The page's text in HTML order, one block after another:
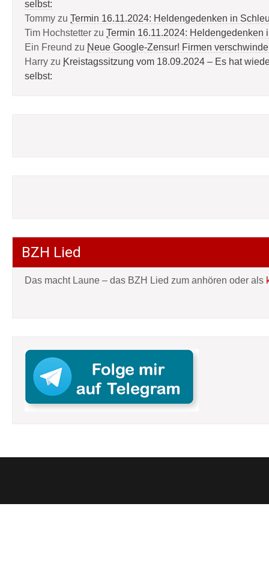
selbst:
Tommy zu Termin 16.11.2024: Heldengedenken in
Tim Hochstetter zu Termin 16.11.2024: Heldengedenken
Ein Freund zu Neue Google-Zensur! Firmen
Harry zu Kreistagssitzung vom 18.09.2024 – Es hat
selbst:
BZH Lied
Das macht Laune – das BZH Lied zum anhören oder als